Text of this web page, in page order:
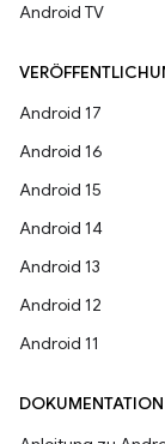
Android TV
Android 17
Android 16
Android 15
Android 14
Android 13
Android 12
Android 11